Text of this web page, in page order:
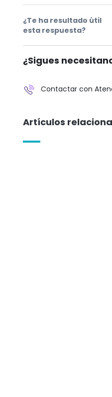
¿Te ha resultado útil
esta respuesta?
¿Sigues
Contactar con
Artículos